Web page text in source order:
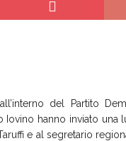
del Partito
Iovino hanno inviato
e al segretario